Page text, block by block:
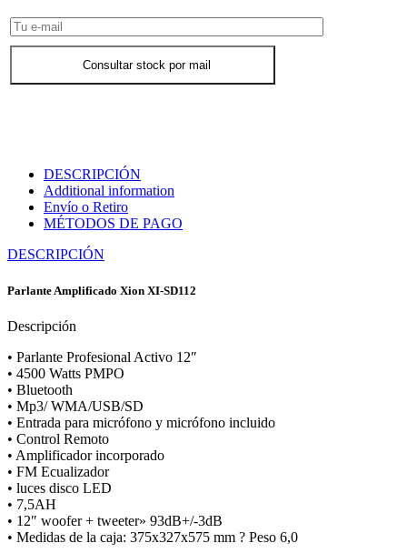
Consultar stock por mail
DESCRIPCIÓN
Additional information
Envío o Retiro
MÉTODOS DE PAGO
DESCRIPCIÓN
Parlante Amplificado Xion XI-SD112
Descripción
• Parlante Profesional Activo 12″
• 4500 Watts PMPO
• Bluetooth
• Mp3/ WMA/USB/SD
• Entrada para micrófono y micrófono incluido
• Control Remoto
• Amplificador incorporado
• FM Ecualizador
• luces disco LED
• 7,5AH
• 12″ woofer + tweeter» 93dB+/-3dB
• Medidas de la caja: 375x327x575 mm ? Peso 6,0